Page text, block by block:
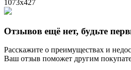
1073x427
Отзывов ещё нет, будьте
Расскажите о преимуществах и
Ваш отзыв поможет другим